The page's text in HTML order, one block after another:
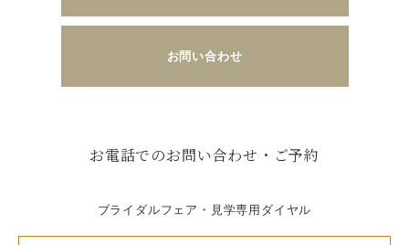
お問い合わせ
お電話でのお問い合わせ・ご予約
ブライダルフェア・見学専用ダイヤル